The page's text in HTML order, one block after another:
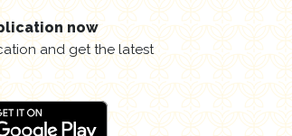
now
and get the latest